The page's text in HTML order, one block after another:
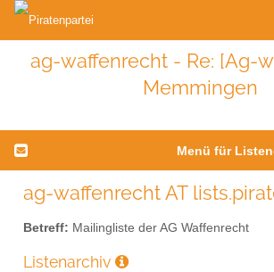
ag-waffenrecht - Re: [Ag-
Memmingen
Menü für
ag-waffenrecht AT
Betreff: Mailingliste der AG Waffenrecht
Listenarchiv